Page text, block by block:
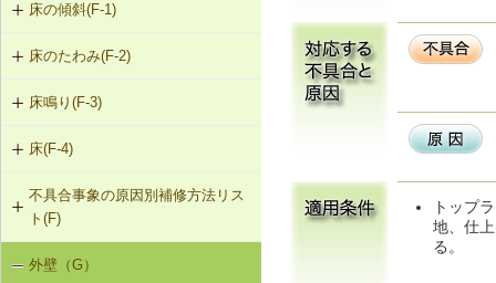
床の傾斜(F-1)
F-1-301 梁下への柱増設
F-1-304 梁の増打ち工法
F-1-305 片持ちスラブ下面への鉄骨
梁増設
床のたわみ(F-2)
F-2-301 スラブ上面へのかすがい筋
埋め込み
F-2-302 スラブ下面への鋼板張付け
F-2-303 スラブ下面への連続繊維シ
ート接着
床鳴り(F-3)
F-3-701 床下地・仕上材の張替え
床(F-4)
F-4-001 ビニル床シートの張替え
F-4-002 カーペットの張替え
不具合事象の原因別補修方法リス
ト(F)
床の傾斜（F-1）
外壁（G）
トップ
地、仕
る。